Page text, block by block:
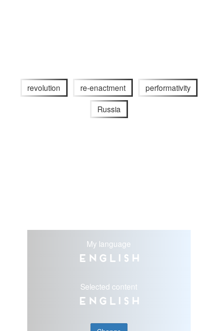
revolution re-enactment performativity
Russia
My language
English
Selected content
English